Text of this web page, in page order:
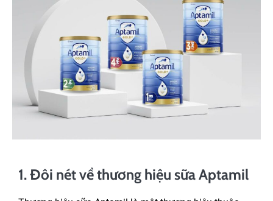
1. Đôi nét về thương hiệu sữa Aptamil